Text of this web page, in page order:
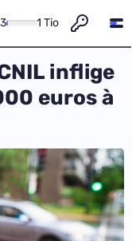
1 Tio
inflige
euros à